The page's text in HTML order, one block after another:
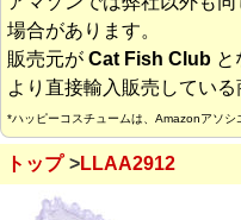
場合があります。
販売元が Cat Fish Club と
より直接輸入販売している
*ハッピーコスチュームは、Amazonアソシ
トップ LLAA2912